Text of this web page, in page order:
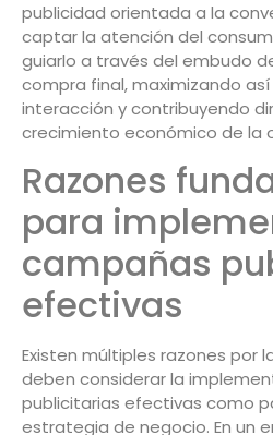
publicidad orientada a la
captar la atención del
guiarlo a través del embudo
compra final, maximizando
interacción y contribuyendo
crecimiento económico de la
Razones
para
campañas
efectivas
Existen múltiples razones por
deben considerar la
publicitarias efectivas como
estrategia de negocio. En un